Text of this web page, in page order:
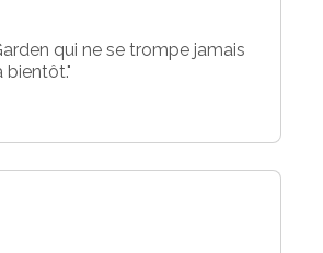
qui ne se trompe jamais
bientôt."